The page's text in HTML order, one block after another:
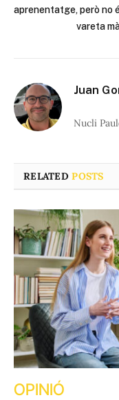
aprenentatge, però no
vareta
Juan
Nucli
RELATEDPOSTS
OPINIÓ